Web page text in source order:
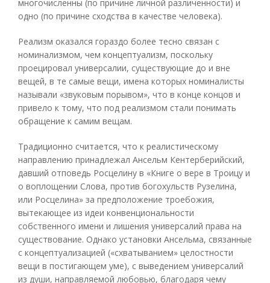
многочисленны (по причине личной различенности) и
одно (по причине сходства в качестве человека).
Реализм оказался гораздо более тесно связан с
номинализмом, чем концептуализм, поскольку
проецировал универсалии, существующие до и вне
вещей, в те самые вещи, имена которых номиналисты
называли «звуковым порывом», что в конце концов и
привело к тому, что под реализмом стали понимать
обращение к самим вещам.
Традиционно считается, что к реалистическому
направлению принадлежал Ансельм Кентерберийский,
давший отповедь Росцелину в «Книге о вере в Троицу и
о воплощении Слова, против богохульств Рузелина,
или Росцелина» за предположение троебожия,
вытекающее из идеи конвенциональности
собственного имени и лишения универсалий права на
существование. Однако установки Ансельма, связанные
с концептуализацией («схватыванием» целостности
вещи в постигающем уме), с выведением универсалий
из души, направляемой любовью, благодаря чему